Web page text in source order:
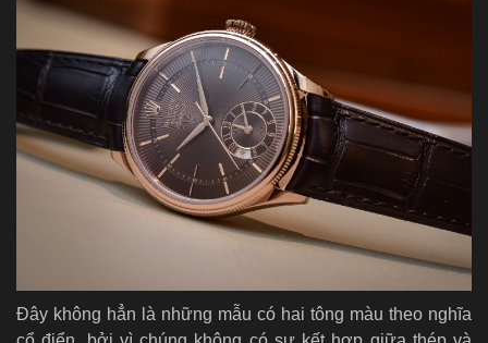
Đây không hẳn là những mẫu có hai tông màu theo nghĩa